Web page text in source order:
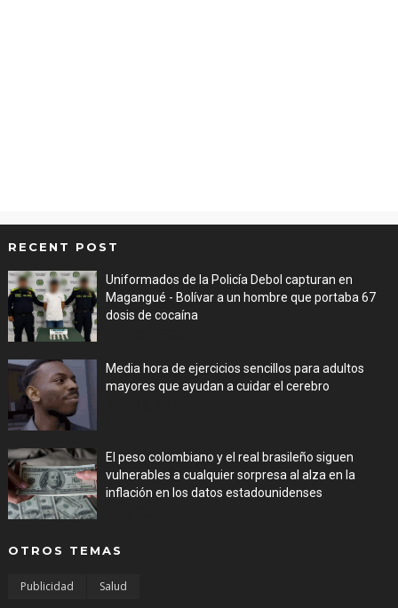
RECENT POST
Uniformados de la Policía Debol capturan en
Magangué - Bolívar a un hombre que portaba 67
dosis de cocaína
Media hora de ejercicios sencillos para adultos
mayores que ayudan a cuidar el cerebro
El peso colombiano y el real brasileño siguen
vulnerables a cualquier sorpresa al alza en la
inflación en los datos estadounidenses
OTROS TEMAS
Publicidad Salud